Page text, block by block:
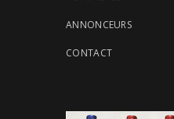
ANNONCEURS
CONTACT